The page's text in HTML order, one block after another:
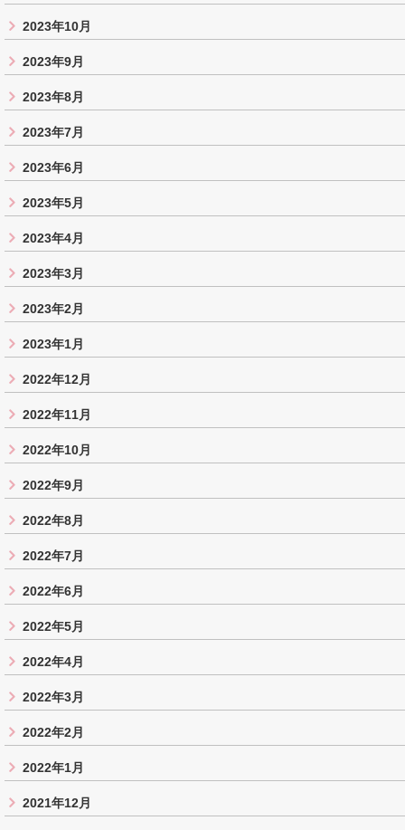
2023年10月
2023年9月
2023年8月
2023年7月
2023年6月
2023年5月
2023年4月
2023年3月
2023年2月
2023年1月
2022年12月
2022年11月
2022年10月
2022年9月
2022年8月
2022年7月
2022年6月
2022年5月
2022年4月
2022年3月
2022年2月
2022年1月
2021年12月